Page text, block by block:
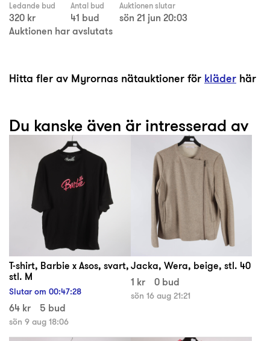
Ledande bud
320 kr
Antal bud
41 bud
Auktionen slutar
sön 21 jun 20:03
Auktionen har avslutats
Hitta fler av Myrornas nätauktioner för kläder här
Du kanske även är intresserad av
T-shirt, Barbie x Asos, svart,
stl. M
Slutar om 00:47:27
64 kr 5 bud
sön 9 aug 18:06
Jacka, Wera, beige, stl. 40
1 kr
0 bud
sön 16 aug 21:21